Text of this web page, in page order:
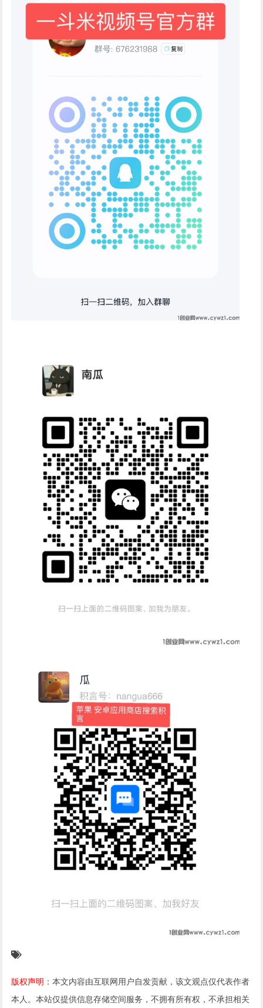
版权声明 ：本文内容由互联网用户自发贡献，该文观点仅代表作者
本人。本站仅提供信息存储空间服务，不拥有所有权，不承担相关